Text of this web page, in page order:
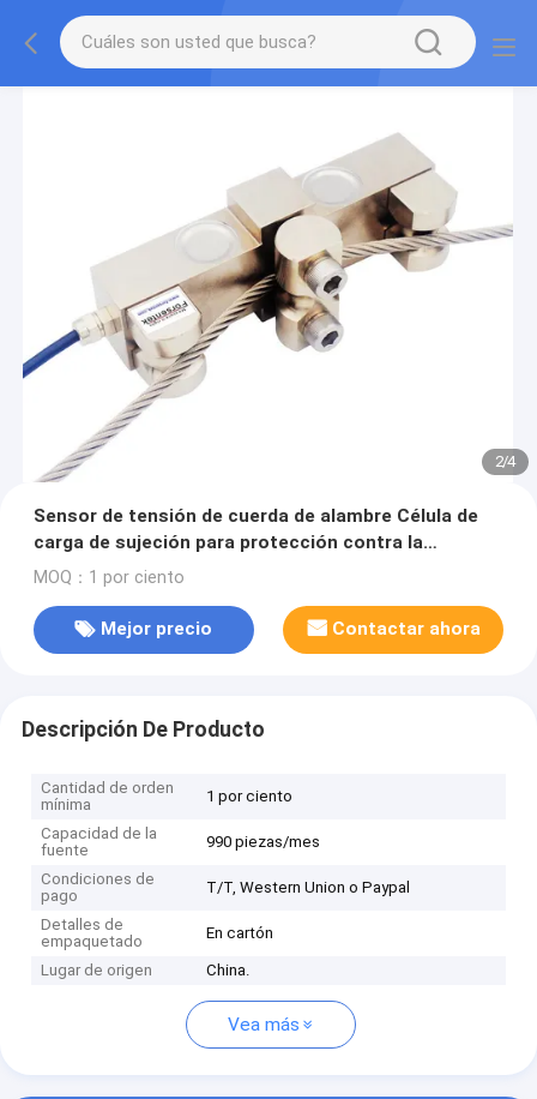
2/4
Sensor de tensión de cuerda de alambre Célula de
carga de sujeción para protección contra la
sobrecarga de la grúa
MOQ：1 por ciento
Mejor precio Contactar ahora
Descripción De Producto
Cantidad de orden
mínima
1 por ciento
Capacidad de la
fuente
990 piezas/mes
Condiciones de
pago
T/T, Western Union o Paypal
Detalles de
empaquetado
En cartón
Lugar de origen China.
Vea más